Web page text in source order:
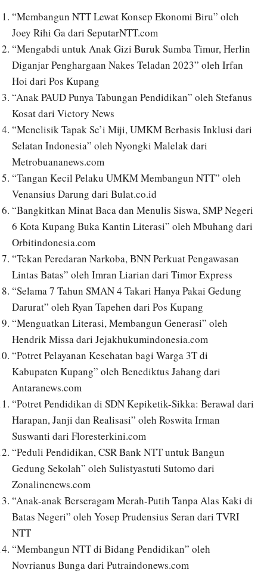
“Membangun NTT Lewat Konsep Ekonomi Biru” oleh
Joey Rihi Ga dari SeputarNTT.com
“Mengabdi untuk Anak Gizi Buruk Sumba Timur, Herlin
Diganjar Penghargaan Nakes Teladan 2023” oleh Irfan
Hoi dari Pos Kupang
“Anak PAUD Punya Tabungan Pendidikan” oleh Stefanus
Kosat dari Victory News
“Menelisik Tapak Se’i Miji, UMKM Berbasis Inklusi dari
Selatan Indonesia” oleh Nyongki Malelak dari
Metrobuananews.com
“Tangan Kecil Pelaku UMKM Membangun NTT” oleh
Venansius Darung dari Bulat.co.id
“Bangkitkan Minat Baca dan Menulis Siswa, SMP Negeri
6 Kota Kupang Buka Kantin Literasi” oleh Mbuhang dari
Orbitindonesia.com
“Tekan Peredaran Narkoba, BNN Perkuat Pengawasan
Lintas Batas” oleh Imran Liarian dari Timor Express
“Selama 7 Tahun SMAN 4 Takari Hanya Pakai Gedung
Darurat” oleh Ryan Tapehen dari Pos Kupang
“Menguatkan Literasi, Membangun Generasi” oleh
Hendrik Missa dari Jejakhukumindonesia.com
“Potret Pelayanan Kesehatan bagi Warga 3T di
Kabupaten Kupang” oleh Benediktus Jahang dari
Antaranews.com
“Potret Pendidikan di SDN Kepiketik-Sikka: Berawal dari
Harapan, Janji dan Realisasi” oleh Roswita Irman
Suswanti dari Floresterkini.com
“Peduli Pendidikan, CSR Bank NTT untuk Bangun
Gedung Sekolah” oleh Sulistyastuti Sutomo dari
Zonalinenews.com
“Anak-anak Berseragam Merah-Putih Tanpa Alas Kaki di
Batas Negeri” oleh Yosep Prudensius Seran dari TVRI
NTT
“Membangun NTT di Bidang Pendidikan” oleh
Novrianus Bunga dari Putraindonews.com